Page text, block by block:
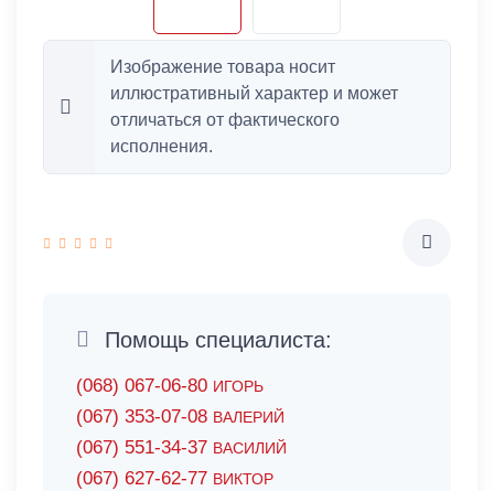
Изображение товара носит
иллюстративный характер и может
отличаться от фактического
исполнения.
Помощь специалиста:
(068) 067-06-80 ИГОРЬ
(067) 353-07-08 ВАЛЕРИЙ
(067) 551-34-37 ВАСИЛИЙ
(067) 627-62-77 ВИКТОР